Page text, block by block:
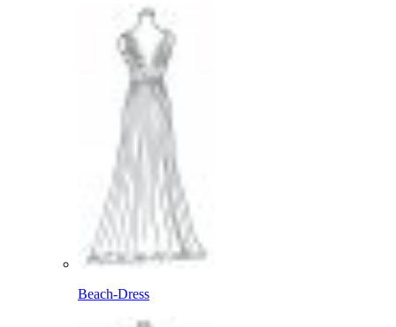
Beach-Dress